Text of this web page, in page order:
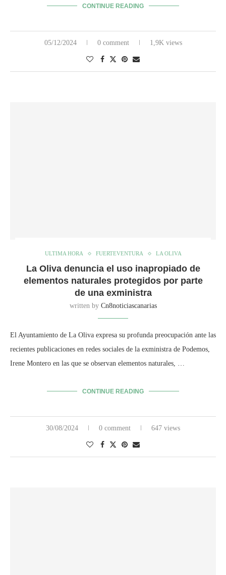
CONTINUE READING
05/12/2024 0 comment 1,9K views
ULTIMA HORA FUERTEVENTURA LA OLIVA
La Oliva denuncia el uso inapropiado de
elementos naturales protegidos por parte
de una exministra
written by Cn8noticiascanarias
El Ayuntamiento de La Oliva expresa su profunda preocupación ante las
recientes publicaciones en redes sociales de la exministra de Podemos,
Irene Montero en las que se observan elementos naturales, …
CONTINUE READING
30/08/2024 0 comment 647 views